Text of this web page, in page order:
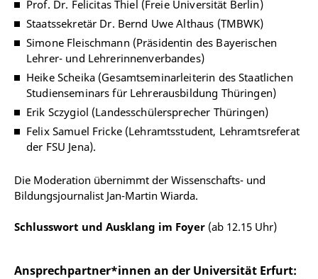
Prof. Dr. Felicitas Thiel (Freie Universität Berlin)
Staatssekretär Dr. Bernd Uwe Althaus (TMBWK)
Simone Fleischmann (Präsidentin des Bayerischen
Lehrer- und Lehrerinnenverbandes)
Heike Scheika (Gesamtseminarleiterin des Staatlichen
Studienseminars für Lehrerausbildung Thüringen)
Erik Sczygiol (Landesschülersprecher Thüringen)
Felix Samuel Fricke (Lehramtsstudent, Lehramtsreferat
der FSU Jena).
Die Moderation übernimmt der Wissenschafts- und
Bildungsjournalist Jan-Martin Wiarda.
Schlusswort und Ausklang im Foyer (ab 12.15 Uhr)
Ansprechpartner*innen an der Universität Erfurt: